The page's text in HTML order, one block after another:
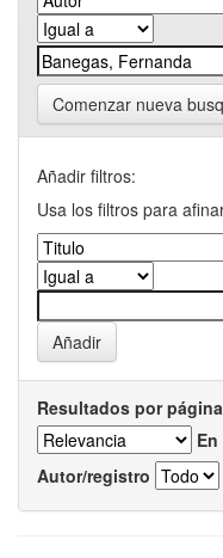
Comenzar nueva
Añadir filtros:
Usa los filtros para
Resultados por página
Autor/registro